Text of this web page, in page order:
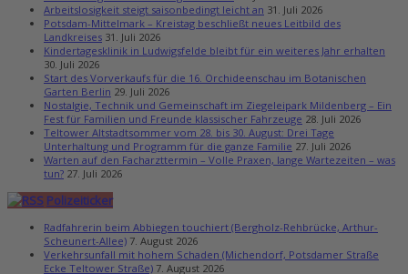
Arbeitslosigkeit steigt saisonbedingt leicht an 31. Juli 2026
Potsdam-Mittelmark – Kreistag beschließt neues Leitbild des
Landkreises 31. Juli 2026
Kindertagesklinik in Ludwigsfelde bleibt für ein weiteres Jahr erhalten
30. Juli 2026
Start des Vorverkaufs für die 16. Orchideenschau im Botanischen
Garten Berlin 29. Juli 2026
Nostalgie, Technik und Gemeinschaft im Ziegeleipark Mildenberg – Ein
Fest für Familien und Freunde klassischer Fahrzeuge 28. Juli 2026
Teltower Altstadtsommer vom 28. bis 30. August: Drei Tage
Unterhaltung und Programm für die ganze Familie 27. Juli 2026
Warten auf den Facharzttermin – Volle Praxen, lange Wartezeiten – was
tun? 27. Juli 2026
Polizeiticker
Radfahrerin beim Abbiegen touchiert (Bergholz-Rehbrücke, Arthur-
Scheunert-Allee) 7. August 2026
Verkehrsunfall mit hohem Schaden (Michendorf, Potsdamer Straße
Ecke Teltower Straße) 7. August 2026